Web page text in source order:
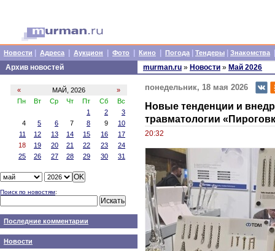
Новости Адреса Аукцион Фото Кино Погода Тендеры Знакомства
Архив новостей
« МАЙ, 2026
»
Пн
Вт Ср Чт Пт Сб
Вс
1
2
3
4
5 6 7 8 9
10
11
12 13 14 15 16
17
18
19 20 21 22 23
24
25
26 27 28 29 30 31
Поиск по новостям:
Последние комментарии
Новости
murman.ru » Новости » Май 2026
понедельник, 18 мая 2026
Новые тенденции и
травматологии
20:32